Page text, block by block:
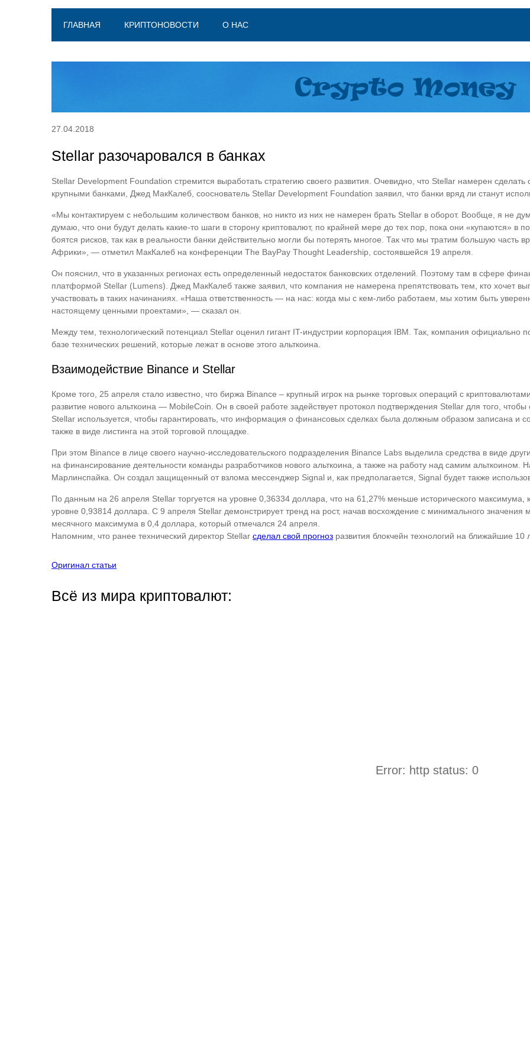
ГЛАВНАЯ КРИПТОНОВОСТИ О НАС
27.04.2018
Stellar разочаровался в банках
Stellar Development Foundation стремится выработать стратегию своего развития. Очевидно, что Stellar намерен
крупными банками, Джед МакКалеб, сооснователь Stellar Development Foundation заявил, что банки вряд ли станут
«Мы контактируем с небольшим количеством банков, но никто из них не намерен брать Stellar в оборот. Вообще, я не
думаю, что они будут делать какие-то шаги в сторону криптовалют, по крайней мере до тех пор, пока они «купаются» в
боятся рисков, так как в реальности банки действительно могли бы потерять многое. Так что мы тратим большую
Африки», — отметил МакКалеб на конференции The BayPay Thought Leadership, состоявшейся 19 апреля.
Он пояснил, что в указанных регионах есть определенный недостаток банковских отделений. Поэтому там в сфере
платформой Stellar (Lumens). Джед МакКалеб также заявил, что компания не намерена препятствовать тем, кто хочет
участвовать в таких начинаниях. «Наша ответственность — на нас: когда мы с кем-либо работаем, мы хотим быть
настоящему ценными проектами», — сказал он.
Между тем, технологический потенциал Stellar оценил гигант IT-индустрии корпорация IBM. Так, компания официально
базе технических решений, которые лежат в основе этого альткоина.
Взаимодействие Binance и Stellar
Кроме того, 25 апреля стало известно, что биржа Binance – крупный игрок на рынке торговых операций с
развитие нового альткоина — MobileCoin. Он в своей работе задействует протокол подтверждения Stellar для того,
Stellar используется, чтобы гарантировать, что информация о финансовых сделках была должным образом записана и
также в виде листинга на этой торговой площадке.
При этом Binancе в лице своего научно-исследовательского подразделения Binance Labs выделила средства в виде
на финансирование деятельности команды разработчиков нового альткоина, а также на работу над самим
Марлинспайка. Он создал защищенный от взлома мессенджер Signal и, как предполагается, Signal будет также
По данным на 26 апреля Stellar торгуется на уровне 0,36334 доллара, что на 61,27% меньше исторического максимума,
уровне 0,93814 доллара. С 9 апреля Stellar демонстрирует тренд на рост, начав восхождение с минимального
месячного максимума в 0,4 доллара, который отмечался 24 апреля.
Напомним, что ранее технический директор Stellar сделал свой прогноз развития блокчейн технологий на ближайшие 10
Оригинал статьи
Всё из мира криптовалют:
Error: http status: 0